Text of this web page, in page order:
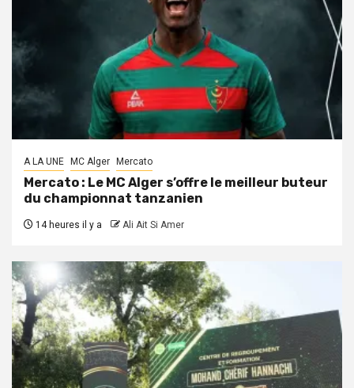
A LA UNE MC Alger Mercato
Mercato : Le MC Alger s’offre le meilleur buteur
du championnat tanzanien
14 heures il y a Ali Ait Si Amer